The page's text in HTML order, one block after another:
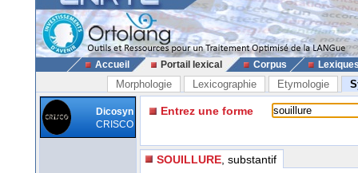
Accueil Portail lexical Corpus
Morphologie Lexicographie Etymologie
Dicosyn
CRISCO
Entrez une forme
SOUILLURE , substantif